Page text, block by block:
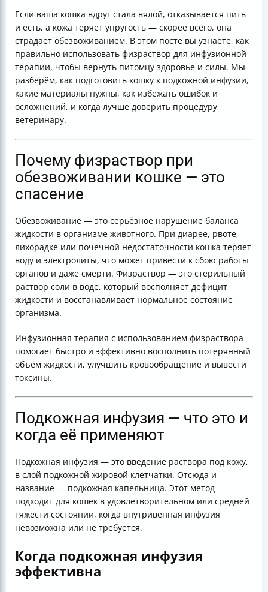
Оптимальная скорость и объём введения раствора
Как определить, что инфузия прошла успешно и
осложнений нет
Возможные ошибки и осложнения — как их избежать
Когда лучше проводить инфузии дома, а когда в
клинике
Как обеспечить комфорт и безопасность кошки во
время процедуры
Как ухаживать за местом укола после инфузии
Как определить необходимость инфузионной
терапии у кошки
Таблица сравнения подкожной и внутривенной
инфузии
Итог
Если ваша кошка вдруг стала вялой, отказывается пить
и есть, а кожа теряет упругость — скорее всего, она
страдает обезвоживанием. В этом посте вы узнаете, как
правильно использовать физраствор для инфузионной
терапии, чтобы вернуть питомцу здоровье и силы. Мы
разберём, как подготовить кошку к подкожной инфузии,
какие материалы нужны, как избежать ошибок и
осложнений, и когда лучше доверить процедуру
ветеринару.
Почему физраствор при
обезвоживании кошке — это
спасение
Обезвоживание — это серьёзное нарушение баланса
жидкости в организме животного. При диарее, рвоте,
лихорадке или почечной недостаточности кошка теряет
воду и электролиты, что может привести к сбою работы
органов и даже смерти. Физраствор — это стерильный
раствор соли в воде, который восполняет дефицит
жидкости и восстанавливает нормальное состояние
организма.
Инфузионная терапия с использованием физраствора
помогает быстро и эффективно восполнить потерянный
объём жидкости, улучшить кровообращение и вывести
токсины.
Подкожная инфузия — что это и
когда её применяют
Подкожная инфузия — это введение раствора под кожу,
в слой подкожной жировой клетчатки. Отсюда и
название — подкожная капельница. Этот метод
подходит для кошек в удовлетворительном или средней
тяжести состоянии, когда внутривенная инфузия
невозможна или не требуется.
Когда подкожная инфузия
эффективна